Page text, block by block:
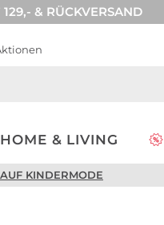
& RÜCKVERSAND
HOME & LIVING
KINDERMODE